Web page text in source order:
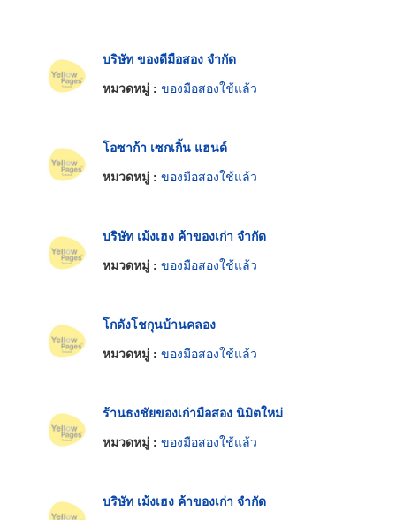
บริษัท ของดีมือสอง จำกัด
หมวดหมู่ : ของมือสองใช้แล้ว
โอซาก้า เซกเกิ้น แฮนด์
หมวดหมู่ : ของมือสองใช้แล้ว
บริษัท เม้งเฮง ค้าของเก่า จำกัด
หมวดหมู่ : ของมือสองใช้แล้ว
โกดังโชกุนบ้านคลอง
หมวดหมู่ : ของมือสองใช้แล้ว
ร้านธงชัยของเก่ามือสอง นิมิตใหม่
หมวดหมู่ : ของมือสองใช้แล้ว
บริษัท เม้งเฮง ค้าของเก่า จำกัด